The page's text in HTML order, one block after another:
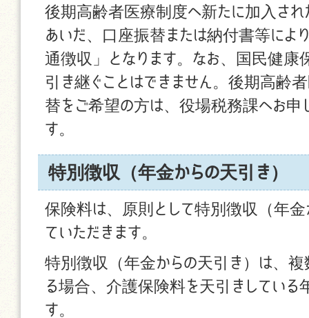
後期高齢者医療制度へ新たに加入さ
あいだ、口座振替または納付書等によ
通徴収」となります。なお、国民健康
引き継ぐことはできません。後期高齢
替をご希望の方は、役場税務課へお申
す。
特別徴収（年金からの天引き）
保険料は、原則として特別徴収（年金
ていただきます。
特別徴収（年金からの天引き）は、複
る場合、介護保険料を天引きしている
す。